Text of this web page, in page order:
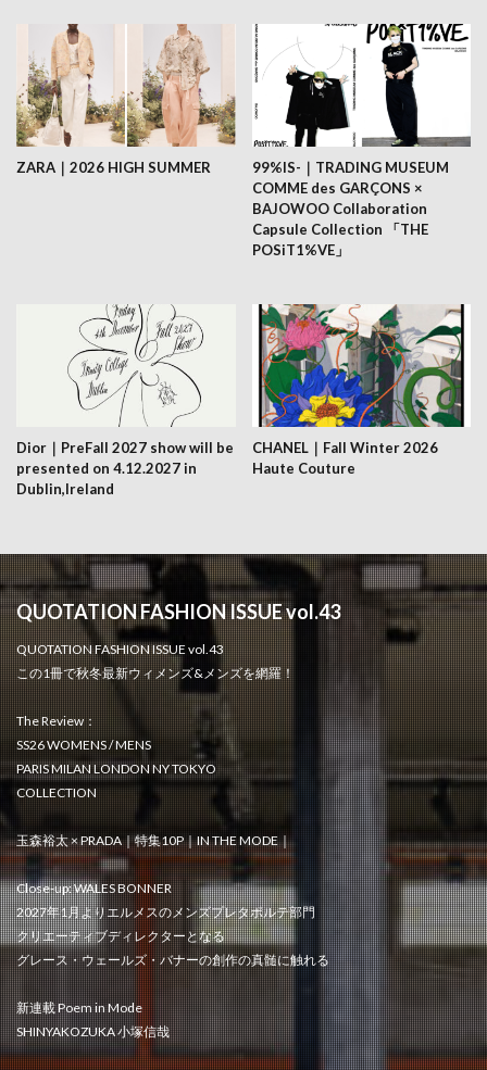
ZARA｜2026 HIGH SUMMER
99%IS-｜TRADING MUSEUM
COMME des GARÇONS ×
BAJOWOO Collaboration
Capsule Collection 「THE
POSiT1%VE」
Dior｜PreFall 2027 show will be
presented on 4.12.2027 in
Dublin,Ireland
CHANEL｜Fall Winter 2026
Haute Couture
QUOTATION FASHION ISSUE vol.43
QUOTATION FASHION ISSUE vol.43
この1冊で秋冬最新ウィメンズ&メンズを網羅！
The Review：
SS26 WOMENS / MENS
PARIS MILAN LONDON NY TOKYO
COLLECTION
玉森裕太 × PRADA｜特集10P｜IN THE MODE｜
Close-up: WALES BONNER
2027年1月よりエルメスのメンズプレタポルテ部門
クリエーティブディレクターとなる
グレース・ウェールズ・バナーの創作の真髄に触れる
新連載 Poem in Mode
SHINYAKOZUKA 小塚信哉